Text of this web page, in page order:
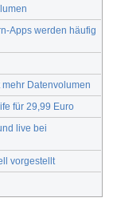
Apps werden häufig
Datenvolumen
für 29,99 Euro
live bei
vorgestellt